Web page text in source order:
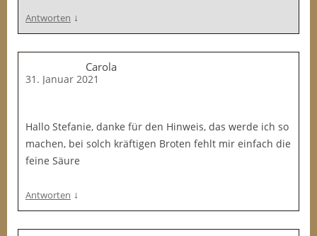
Antworten ↓
Carola
31. Januar 2021
Hallo Stefanie, danke für den Hinweis, das werde ich so
machen, bei solch kräftigen Broten fehlt mir einfach die
feine Säure
Antworten ↓